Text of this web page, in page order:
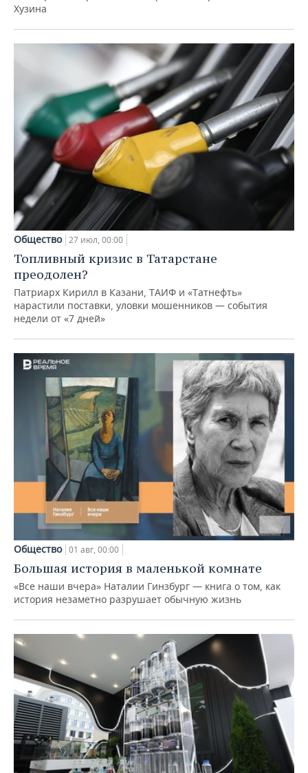
Хузина
Общество 27 июл, 00:00
Топливный кризис в Татарстане
преодолен?
Патриарх Кирилл в Казани, ТАИФ и «Татнефть»
нарастили поставки, уловки мошенников — события
недели от «7 дней»
Общество 01 авг, 00:00
Большая история в маленькой комнате
«Все наши вчера» Наталии Гинзбург — книга о том, как
история незаметно разрушает обычную жизнь